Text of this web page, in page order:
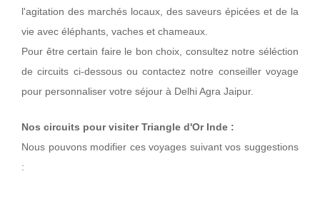
l'agitation des marchés locaux, des saveurs épicées et de la
vie avec éléphants, vaches et chameaux.
Pour être certain faire le bon choix, consultez notre séléction
de circuits ci-dessous ou contactez notre conseiller voyage
pour personnaliser votre séjour à Delhi Agra Jaipur.
Nos circuits pour visiter Triangle d'Or Inde :
Nous pouvons modifier ces voyages suivant vos suggestions
: